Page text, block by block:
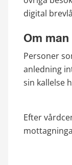
digital
Om
Personer
anledning
sin kallelse
Efter